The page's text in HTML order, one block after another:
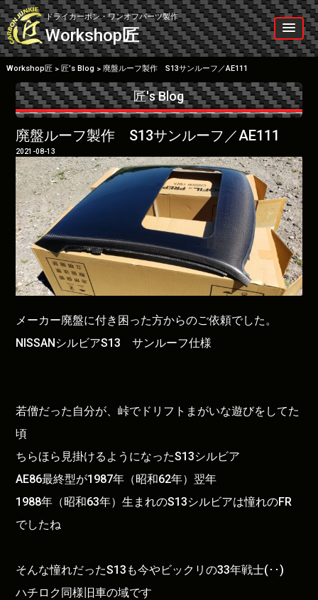
Skip
to
content
ドライカーボン・ワンオフパーツ製作
Workshop匠
Workshop匠> 匠’s Blog > 廃盤ルーフ製作 S13サンルーフ／AE111
匠's Blog
廃盤ルーフ製作 S13サンルーフ／AE111
2021-08-13
メーカー廃盤に付き困った方からのご依頼でした。
NISSANシルビアS13 サンルーフ仕様
若僧だった自分が、峠でドリフトまがいな遊びをしてた
頃
ちらほら見掛けるようになったS13シルビア
AE86最終型が1987年（昭和62年）翌年
1988年（昭和63年）生まれのS13シルビアは憧れのFR
でしたね
そんな憧れだったS13も今やビックリの33年戦士(･･)
ハチロク同様旧車の域です